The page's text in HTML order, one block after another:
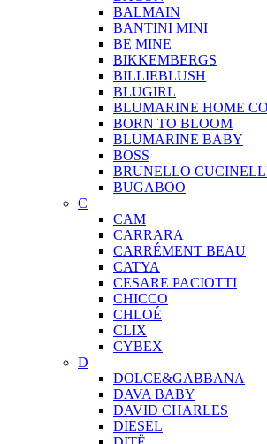
BALMAIN
BANTINI MINI
BE MINE
BIKKEMBERGS
BILLIEBLUSH
BLUGIRL
BLUMARINE HOME
BORN TO BLOOM
BLUMARINE BABY
BOSS
BRUNELLO
BUGABOO
C
CAM
CARRARA
CARRÉMENT BEAU
CATYA
CESARE PACIOTTI
CHICCO
CHLOÉ
CLIX
CYBEX
D
DOLCE&GABBANA
DAVA BABY
DAVID CHARLES
DIESEL